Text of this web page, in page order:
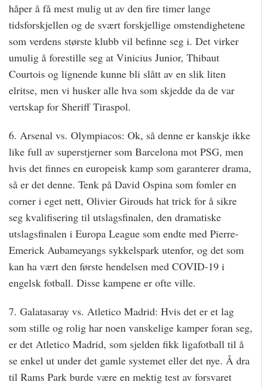
håper å få mest mulig ut av den fire timer lange
tidsforskjellen og de svært forskjellige omstendighetene
som verdens største klubb vil befinne seg i. Det virker
umulig å forestille seg at Vinicius Junior, Thibaut
Courtois og lignende kunne bli slått av en slik liten
elritse, men vi husker alle hva som skjedde da de var
vertskap for Sheriff Tiraspol.
6. Arsenal vs. Olympiacos: Ok, så denne er kanskje ikke
like full av superstjerner som Barcelona mot PSG, men
hvis det finnes en europeisk kamp som garanterer drama,
så er det denne. Tenk på David Ospina som fomler en
corner i eget nett, Olivier Girouds hat trick for å sikre
seg kvalifisering til utslagsfinalen, den dramatiske
utslagsfinalen i Europa League som endte med Pierre-
Emerick Aubameyangs sykkelspark utenfor, og det som
kan ha vært den første hendelsen med COVID-19 i
engelsk fotball. Disse kampene er ofte ville.
7. Galatasaray vs. Atletico Madrid: Hvis det er et lag
som stille og rolig har noen vanskelige kamper foran seg,
er det Atletico Madrid, som sjelden fikk ligafotball til å
se enkel ut under det gamle systemet eller det nye. Å dra
til Rams Park burde være en mektig test av forsvaret